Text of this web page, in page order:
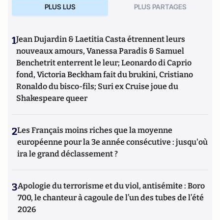
PLUS LUS PLUS PARTAGES
1Jean Dujardin & Laetitia Casta étrennent leurs
nouveaux amours, Vanessa Paradis & Samuel
Benchetrit enterrent le leur; Leonardo di Caprio
fond, Victoria Beckham fait du brukini, Cristiano
Ronaldo du bisco-fils; Suri ex Cruise joue du
Shakespeare queer
2Les Français moins riches que la moyenne
européenne pour la 3e année consécutive : jusqu'où
ira le grand déclassement ?
3Apologie du terrorisme et du viol, antisémite : Boro
700, le chanteur à cagoule de l’un des tubes de l’été
2026